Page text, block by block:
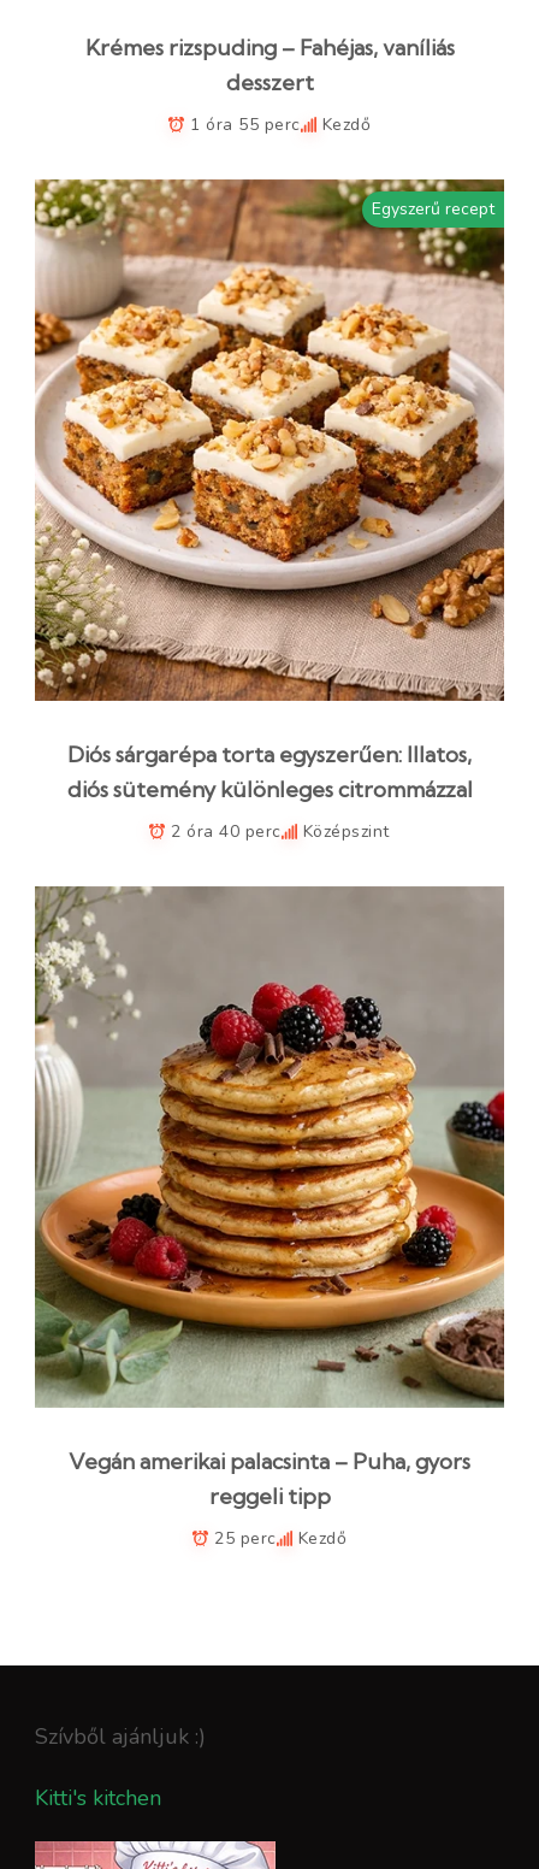
Krémes rizspuding – Fahéjas, vaníliás
desszert
1 óra 55 perc Kezdő
Egyszerű recept
Diós sárgarépa torta egyszerűen: Illatos,
diós sütemény különleges citrommázzal
2 óra 40 perc Középszint
Vegán amerikai palacsinta – Puha, gyors
reggeli tipp
25 perc Kezdő
Szívből ajánljuk :)
Kitti's kitchen